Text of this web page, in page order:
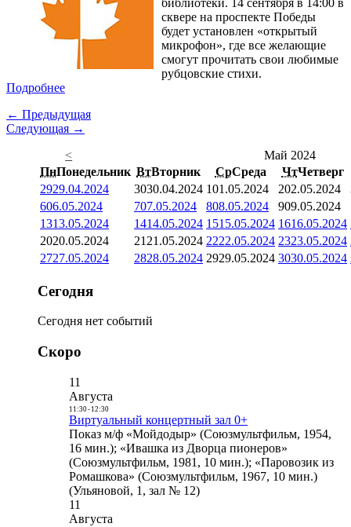
библиотеки. 14 сентября в 14:00 в
сквере на проспекте Победы
будет установлен «открытый
микрофон», где все желающие
смогут прочитать свои любимые
рубцовские стихи.
Подробнее
← Предыдущая
Следующая →
<
Май 2024
ПнПонедельник ВтВторник СрСреда ЧтЧетверг
2929.04.2024 3030.04.2024 101.05.2024 202.05.2024
606.05.2024 707.05.2024 808.05.2024 909.05.2024
1313.05.2024 1414.05.2024 1515.05.2024 1616.05.2024
2020.05.2024 21 21.05.2024 2222.05.2024 2323.05.2024
2727.05.2024 2828.05.2024 2929.05.2024 3030.05.2024
Сегодня
Сегодня нет событий
Скоро
11
Августа
11:30- 12:30
Виртуальный концертный зал 0+
Показ м/ф «Мойдодыр» (Союзмультфильм, 1954,
16 мин.); «Ивашка из Дворца пионеров»
(Союзмультфильм, 1981, 10 мин.); «Паровозик из
Ромашкова» (Союзмультфильм, 1967, 10 мин.)
(Ульяновой, 1, зал № 12)
11
Августа